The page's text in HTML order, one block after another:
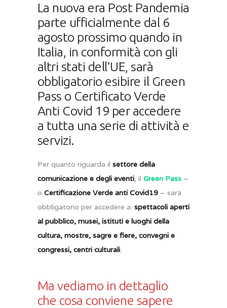
La nuova era Post Pandemia
parte ufficialmente dal 6
agosto prossimo quando in
Italia, in conformità con gli
altri stati dell’UE, sarà
obbligatorio esibire il Green
Pass o Certificato Verde
Anti Covid 19 per accedere
a tutta una serie di attività e
servizi.
Per quanto riguarda il settore della
comunicazione e degli eventi, il Green Pass –
o Certificazione Verde anti Covid19 – sarà
obbligatorio per accedere a: spettacoli aperti
al pubblico, musei, istituti e luoghi della
cultura, mostre, sagre e fiere, convegni e
congressi, centri culturali.
Ma vediamo in dettaglio
che cosa conviene sapere